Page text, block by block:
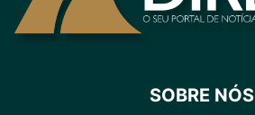
SOBRE NÓS